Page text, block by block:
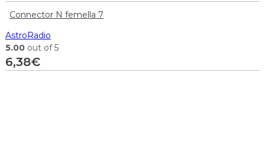
Connector N femella 7
AstroRadio
5.00 out of 5
6,38€